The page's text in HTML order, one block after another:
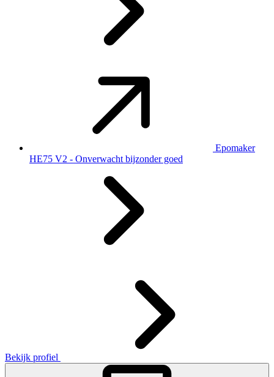
Epomaker
HE75 V2 - Onverwacht bijzonder goed
Bekijk profiel